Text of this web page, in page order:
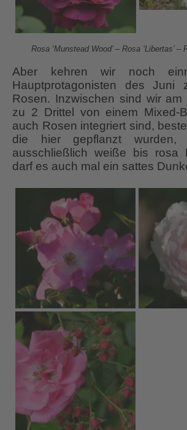
Rosa ‘Munstead Wood’ – Rosa ‘Libertas’ –
Aber kehren wir noch
Hauptprotagonisten des Juni
Rosen. Inzwischen sind wir am
zu 2 Drittel von einem Mixed-
auch Rosen integriert sind,
die hier gepflanzt wurden,
ausschließlich weiße bis rosa
darf es auch mal ein sattes